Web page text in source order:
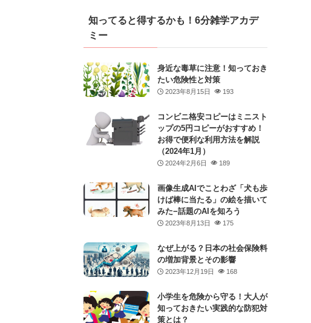
ー知ってると得するかも！6分雑学アカデ
ミー
身近な毒草に注意！知っておき
たい危険性と対策
2023年8月15日 193
コンビニ格安コピーはミニスト
ップの5円コピーがおすすめ！
お得で便利な利用方法を解説
（2024年1月）
2024年2月6日 189
画像生成AIでことわざ「犬も歩
けば棒に当たる」の絵を描いて
みた−話題のAIを知ろう
2023年8月13日 175
なぜ上がる？日本の社会保険料
の増加背景とその影響
2023年12月19日 168
小学生を危険から守る！大人が
知っておきたい実践的な防犯対
策とは？